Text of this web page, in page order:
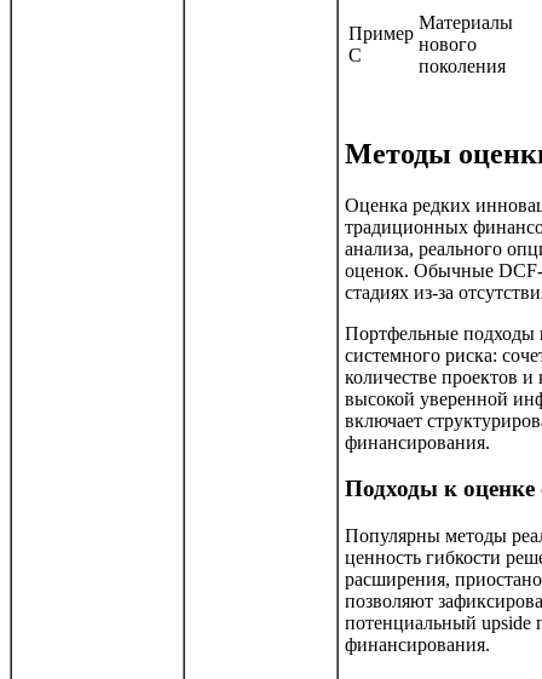
Пример
C
Материалы
нового
поколения
Методы
Оценка редких
традиционных
анализа, реального
оценок. Обычные
стадиях из-за
Портфельные подходы
системного риска:
количестве проектов
высокой уверенной
включает
финансирования.
Подходы к оценке
Популярны методы
ценность гибкости
расширения,
позволяют
потенциальный upside
финансирования.